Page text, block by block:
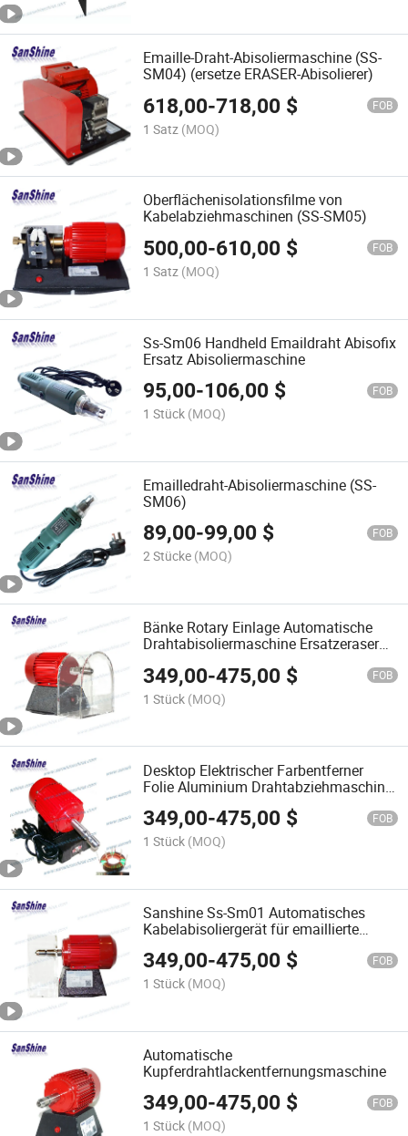
Emaille-Draht-Abisoliermaschine (SS-
SM04) (ersetze ERASER-Abisolierer)
618,00-718,00 $ FOB
1 Satz (MOQ)
Oberflächenisolationsfilme von
Kabelabziehmaschinen (SS-SM05)
500,00-610,00 $ FOB
1 Satz (MOQ)
Ss-Sm06 Handheld Emaildraht Abisofix
Ersatz Abisoliermaschine
95,00-106,00 $ FOB
1 Stück (MOQ)
Emailledraht-Abisoliermaschine (SS-
SM06)
89,00-99,00 $ FOB
2 Stücke (MOQ)
Bänke Rotary Einlage Automatische
Drahtabisoliermaschine Ersatzeraser
349,00-475,00 $ FOB
1 Stück (MOQ)
Desktop Elektrischer Farbentferner
Folie Aluminium Drahtabziehmaschine
349,00-475,00 $ FOB
1 Stück (MOQ)
Sanshine Ss-Sm01 Automatisches
Kabelabisoliergerät für emaillierte
349,00-475,00 $ FOB
1 Stück (MOQ)
Automatische
Kupferdrahtlackentfernungsmaschine
349,00-475,00 $ FOB
1 Stück (MOQ)